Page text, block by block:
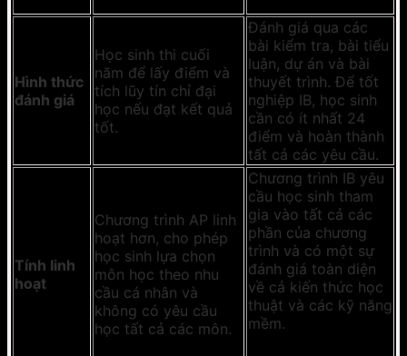
Hình thức
đánh giá
Học sinh thi cuối
năm để lấy điểm và
tích lũy tín chỉ đại
học nếu đạt kết quả
tốt.
Đánh giá qua các
bài kiểm tra, bài tiểu
luận, dự án và bài
thuyết trình. Để tốt
nghiệp IB, học sinh
cần có ít nhất 24
điểm và hoàn thành
tất cả các yêu cầu.
Tính linh
hoạt
Chương trình AP linh
hoạt hơn, cho phép
học sinh lựa chọn
môn học theo nhu
cầu cá nhân và
không có yêu cầu
học tất cả các môn.
Chương trình IB yêu
cầu học sinh tham
gia vào tất cả các
phần của chương
trình và có một sự
đánh giá toàn diện
về cả kiến thức học
thuật và các kỹ năng
mềm.